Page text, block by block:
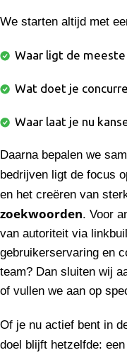
We starten altijd met
Waar ligt de meeste
Wat doet je
Waar laat je nu
Daarna bepalen we
bedrijven ligt de focus
en het creëren van
zoekwoorden. Voor
van autoriteit via
gebruikerservaring en
team? Dan sluiten wij
of vullen we aan op
Of je nu actief bent in
doel blijft hetzelfde: een